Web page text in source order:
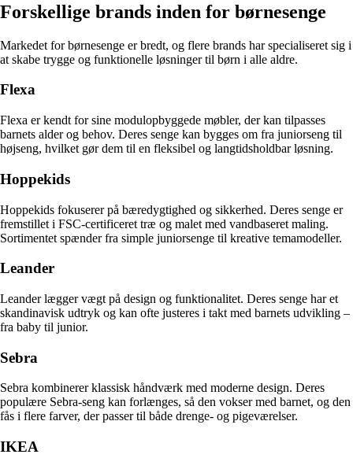
Forskellige brands inden for børnesenge
Markedet for børnesenge er bredt, og flere brands har specialiseret sig i
at skabe trygge og funktionelle løsninger til børn i alle aldre.
Flexa
Flexa er kendt for sine modulopbyggede møbler, der kan tilpasses
barnets alder og behov. Deres senge kan bygges om fra juniorseng til
højseng, hvilket gør dem til en fleksibel og langtidsholdbar løsning.
Hoppekids
Hoppekids fokuserer på bæredygtighed og sikkerhed. Deres senge er
fremstillet i FSC-certificeret træ og malet med vandbaseret maling.
Sortimentet spænder fra simple juniorsenge til kreative temamodeller.
Leander
Leander lægger vægt på design og funktionalitet. Deres senge har et
skandinavisk udtryk og kan ofte justeres i takt med barnets udvikling –
fra baby til junior.
Sebra
Sebra kombinerer klassisk håndværk med moderne design. Deres
populære Sebra-seng kan forlænges, så den vokser med barnet, og den
fås i flere farver, der passer til både drenge- og pigeværelser.
IKEA